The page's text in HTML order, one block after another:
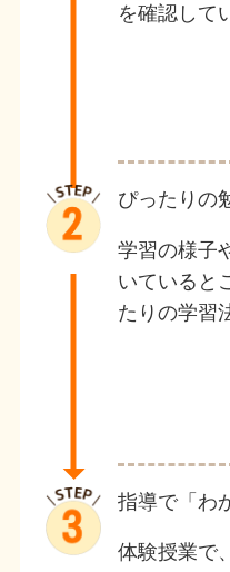
を確認して
ぴったりの
学習の様子
いていると
たりの学習
指導で「わ
体験授業で